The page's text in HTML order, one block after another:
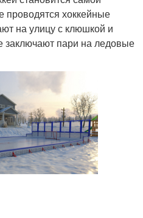
проводятся хоккейные
на улицу с клюшкой и
заключают пари на ледовые